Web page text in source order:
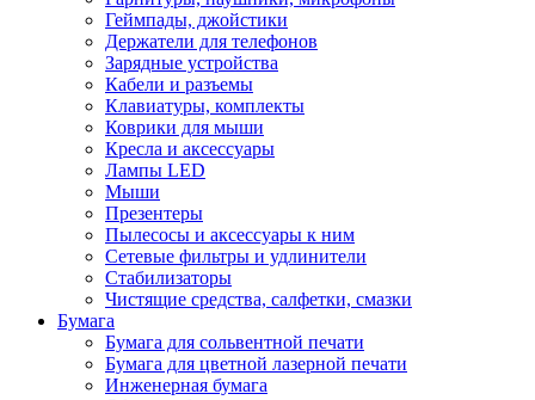
Геймпады, джойстики
Держатели для телефонов
Зарядные устройства
Кабели и разъемы
Клавиатуры, комплекты
Коврики для мыши
Кресла и аксессуары
Лампы LED
Мыши
Презентеры
Пылесосы и аксессуары к ним
Сетевые фильтры и удлинители
Стабилизаторы
Чистящие средства, салфетки, смазки
Бумага
Бумага для сольвентной печати
Бумага для цветной лазерной печати
Инженерная бумага